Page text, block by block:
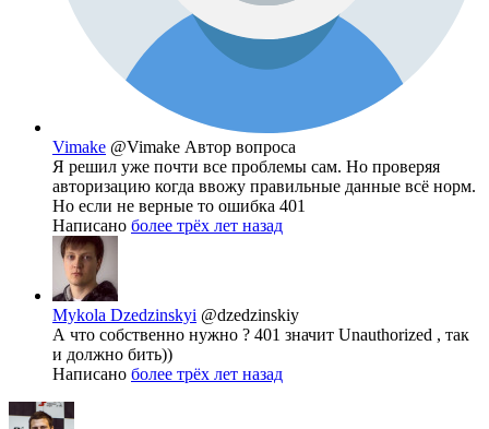
Vimake @Vimake Автор вопроса
Я решил уже почти все проблемы сам. Но проверяя
авторизацию когда ввожу правильные данные всё норм.
Но если не верные то ошибка 401
Написано более трёх лет назад
Mykola Dzedzinskyi @dzedzinskiy
А что собственно нужно ? 401 значит Unauthorized , так
и должно бить))
Написано более трёх лет назад